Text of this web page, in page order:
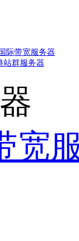
际带宽服务器
站群服务器
宽